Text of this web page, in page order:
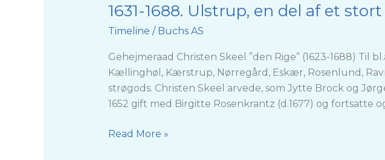
1631-1688. Ulstrup, en del af et
Timeline / Buchs AS
Gehejmeraad Christen Skeel ”den Rige” (1623-1688)
Kællinghøl, Kærstrup, Nørregård, Eskær, Rosenlund,
strøgods. Christen Skeel arvede, som Jytte Brock og
1652 gift med Birgitte Rosenkrantz (d.1677) og fortsatte
1631-
en
del
af
et
godsimperium
Read More »